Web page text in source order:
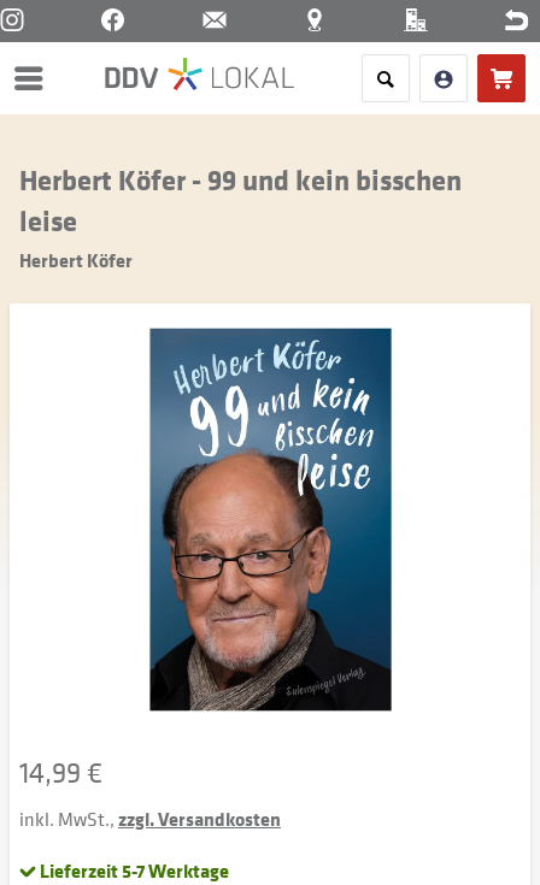
Menü
Herbert Köfer - 99 und kein bisschen
leise
Herbert Köfer
14,99 €
inkl. MwSt.,zzgl. Versandkosten
Lieferzeit 5-7 Werktage